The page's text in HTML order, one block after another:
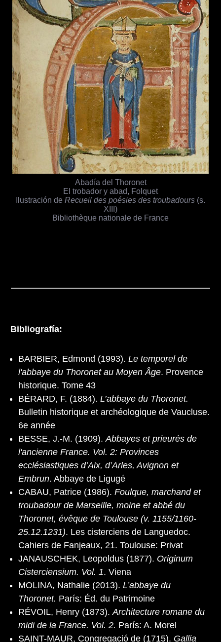
Abadía del Thoronet
El trobador y abad, Folquet
Ilustración de Recueil des poésies des troubadours (s.
XIII)
Bibliothèque nationale de France
Bibliografía:
BARBIER, Edmond (1993). Le temporel de
l'abbaye du Thoronet au Moyen Âge. Provence
historique. Tome 43
BÉRARD, F. (1884). L’abbaye du Thoronet.
Bulletin historique et archéologique de Vaucluse.
6e année
BESSE, J.-M. (1909).Abbayes et prieurés de
l'ancienne France. Vol. 2: Provinces
ecclésiastiques d’Aix, d’Arles, Avignon et
Embrun. Abbaye de Ligugé
CABAU, Patrice (1986). Foulque, marchand et
troubadour de Marseille, moine et abbé du
Thoronet, évêque de Toulouse (v. 1155/1160-
25.12.1231). Les cisterciens de Languedoc.
Cahiers de Fanjeaux, 21. Toulouse: Privat
JANAUSCHEK, Leopoldus (1877). Originum
Cisterciensium. Vol. 1. Viena
MOLINA, Nathalie (2013). L’abbaye du
Thoronet. París: Éd. du Patrimoine
RÉVOIL, Henry (1873).Architecture romane du
midi de la France. Vol. 2. París: A. Morel
SAINT-MAUR, Congregació de (1715). Gallia